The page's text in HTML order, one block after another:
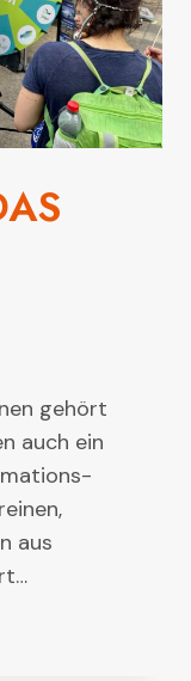
gehört
auch ein
aus